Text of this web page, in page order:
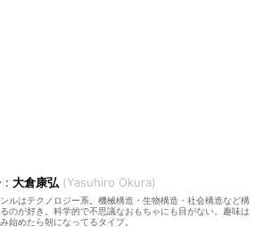
大倉康弘 Yasuhiro Okura
ルはテクノロジー系。機械構造・生物構造・社会構造など構
のが好き。科学的で不思議なおもちゃにも目がない。趣味は
始めたら朝になってるタイプ。